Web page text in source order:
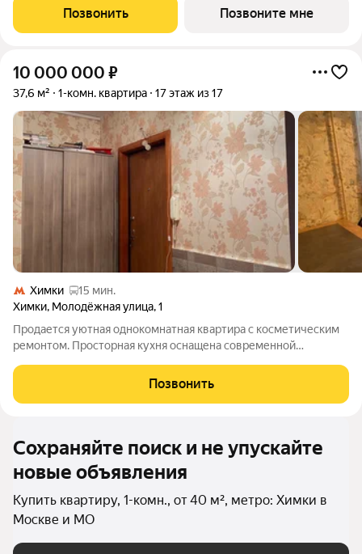
жилой комплекс для тех, кто хочет жить в комфортной
городской среде и при этом
Позвонить Позвоните мне
10 000 000 ₽
37,6 м² 1-комн. квартира 17 этаж из 17
Химки
15 мин.
Химки, Молодёжная улица,1
Продается уютная однокомнатная квартира с косметическим
ремонтом. Просторная кухня оснащена современной
комнате установлен удобный диван и вместительные шкафы.
Из окон открывается вид на улицу, что
Позвонить
Сохраняйте поиск и не упускайте
новые объявления
Купить квартиру, 1-комн., от 40 м², метро: Химки в
Москве и МО